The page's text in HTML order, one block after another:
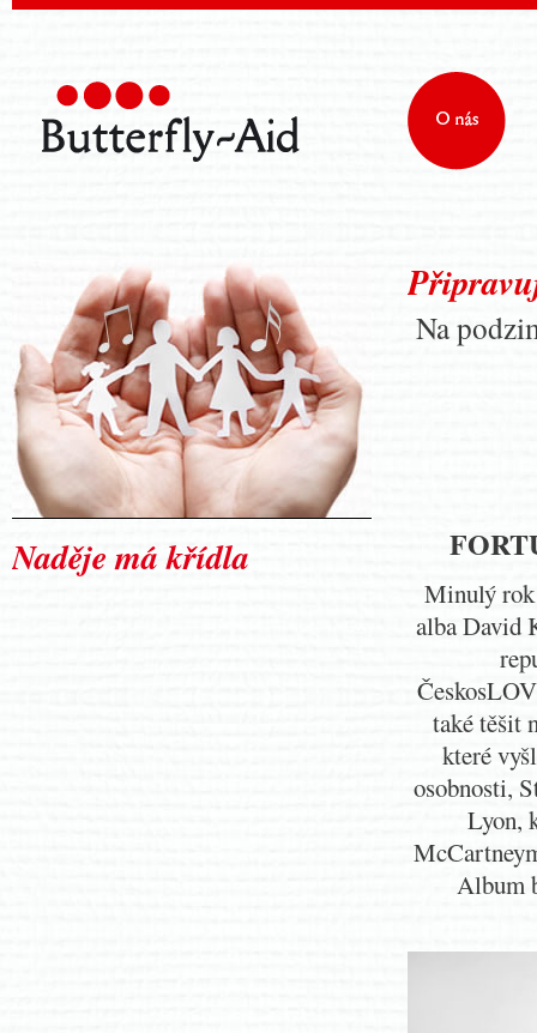
Naděje má křídla
Na
Minulý rok
alba David
také těšit
které
osobnosti,
Lyon,
Album